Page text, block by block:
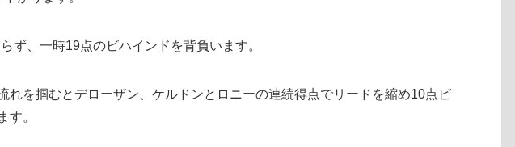
ず、一時19点のビハインドを背負います。
れを掴むとデローザン、ケルドンとロニーの連続得点でリードを縮め10点ビ
す。